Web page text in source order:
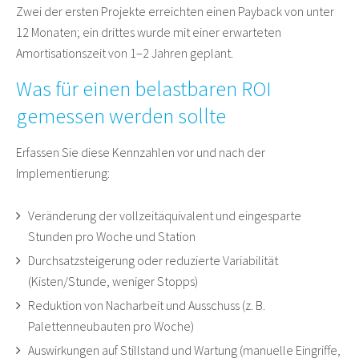
Zwei der ersten Projekte erreichten einen Payback von unter
12 Monaten; ein drittes wurde mit einer erwarteten
Amortisationszeit von 1–2 Jahren geplant.
Was für einen belastbaren ROI
gemessen werden sollte
Erfassen Sie diese Kennzahlen vor und nach der
Implementierung:
Veränderung der vollzeitäquivalent und eingesparte
Stunden pro Woche und Station
Durchsatzsteigerung oder reduzierte Variabilität
(Kisten/Stunde, weniger Stopps)
Reduktion von Nacharbeit und Ausschuss (z. B.
Palettenneubauten pro Woche)
Auswirkungen auf Stillstand und Wartung (manuelle Eingriffe,